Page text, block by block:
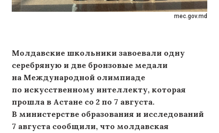
mec.gov.md
Молдавские школьники завоевали одну
серебряную и две бронзовые медали
на Международной олимпиаде
по искусственному интеллекту, которая
прошла в Астане со 2 по 7 августа.
В министерстве образования и исследований
7 августа сообщили, что молдавская